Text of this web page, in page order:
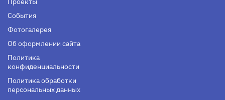
События
Фотогалерея
Об оформлении сайта
Политика
конфиденциальности
Политика обработки
персональных данных